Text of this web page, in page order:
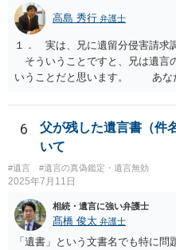
高島 秀行 弁護士
１． 実は、兄に遺留分侵害請
そういうことですと、兄は遺言
いうことだと思います。 あな
詳しい事情を話して相談された方
6
父が残した遺言書（件
いて
#遺言 #遺言の真偽鑑定・遺言無効
2025年7月11日
相続・遺言に強い弁護士
髙橋 俊太 弁護士
「遺書」という文書名でも特に